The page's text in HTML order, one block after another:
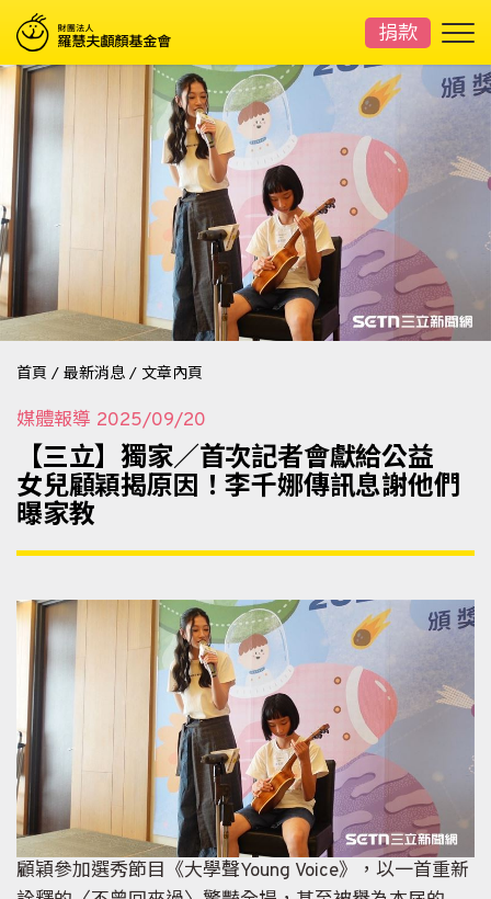
捐款
首頁 / 最新消息 / 文章內頁
媒體報導 2025/09/20
【三立】獨家／首次記者會獻給公益
女兒顧穎揭原因！李千娜傳訊息謝他們
曝家教
顧穎參加選秀節目《大學聲Young Voice》，以一首重新